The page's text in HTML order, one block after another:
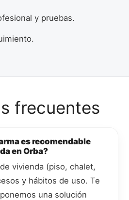
y pruebas.
frecuentes
es recomendable
en Orba?
vivienda (piso, chalet,
y hábitos de uso. Te
una solución